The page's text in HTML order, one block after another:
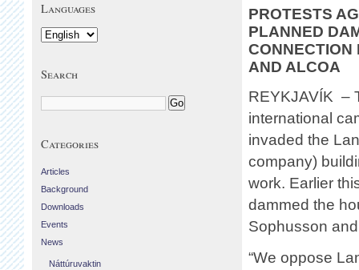
PROTESTS
PLANNED
AND ALCOA
REYKJAVÍK –
international
invaded the
company)
work. Earlier
dammed the
Sophusson
“We oppose
Languages
Search
Categories
Articles
Background
Downloads
Events
News
Náttúruvaktin